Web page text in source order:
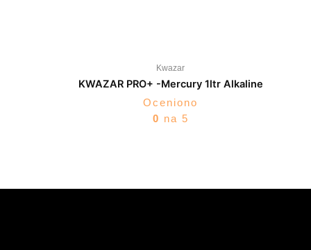
Kwazar
KWAZAR PRO+ -Mercury 1ltr Alkaline
Oceniono
0 na 5